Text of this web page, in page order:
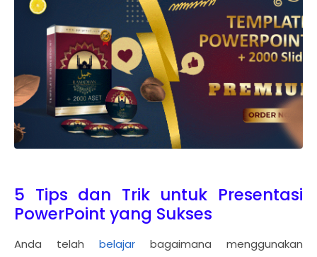
5 Tips dan Trik untuk Presentasi
PowerPoint yang Sukses
Anda telah belajar bagaimana menggunakan